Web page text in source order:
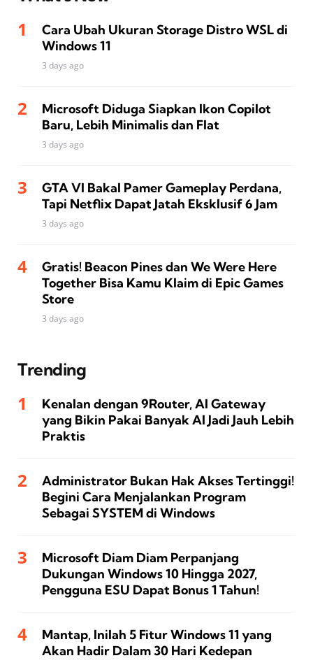
Cara Ubah Ukuran Storage Distro WSL di
Windows 11
3 days ago
Microsoft Diduga Siapkan Ikon Copilot
Baru, Lebih Minimalis dan Flat
3 days ago
GTA VI Bakal Pamer Gameplay Perdana,
Tapi Netflix Dapat Jatah Eksklusif 6 Jam
3 days ago
Gratis! Beacon Pines dan We Were Here
Together Bisa Kamu Klaim di Epic Games
Store
3 days ago
Trending
Kenalan dengan 9Router, AI Gateway
yang Bikin Pakai Banyak AI Jadi Jauh Lebih
Praktis
Administrator Bukan Hak Akses Tertinggi!
Begini Cara Menjalankan Program
Sebagai SYSTEM di Windows
Microsoft Diam Diam Perpanjang
Dukungan Windows 10 Hingga 2027,
Pengguna ESU Dapat Bonus 1 Tahun!
Mantap, Inilah 5 Fitur Windows 11 yang
Akan Hadir Dalam 30 Hari Kedepan